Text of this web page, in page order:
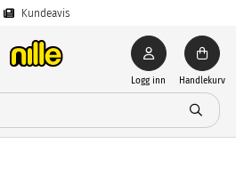
Kundeavis
Logg inn Handlekurv